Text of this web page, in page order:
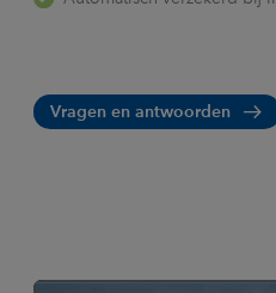
Vragen en antwoorden